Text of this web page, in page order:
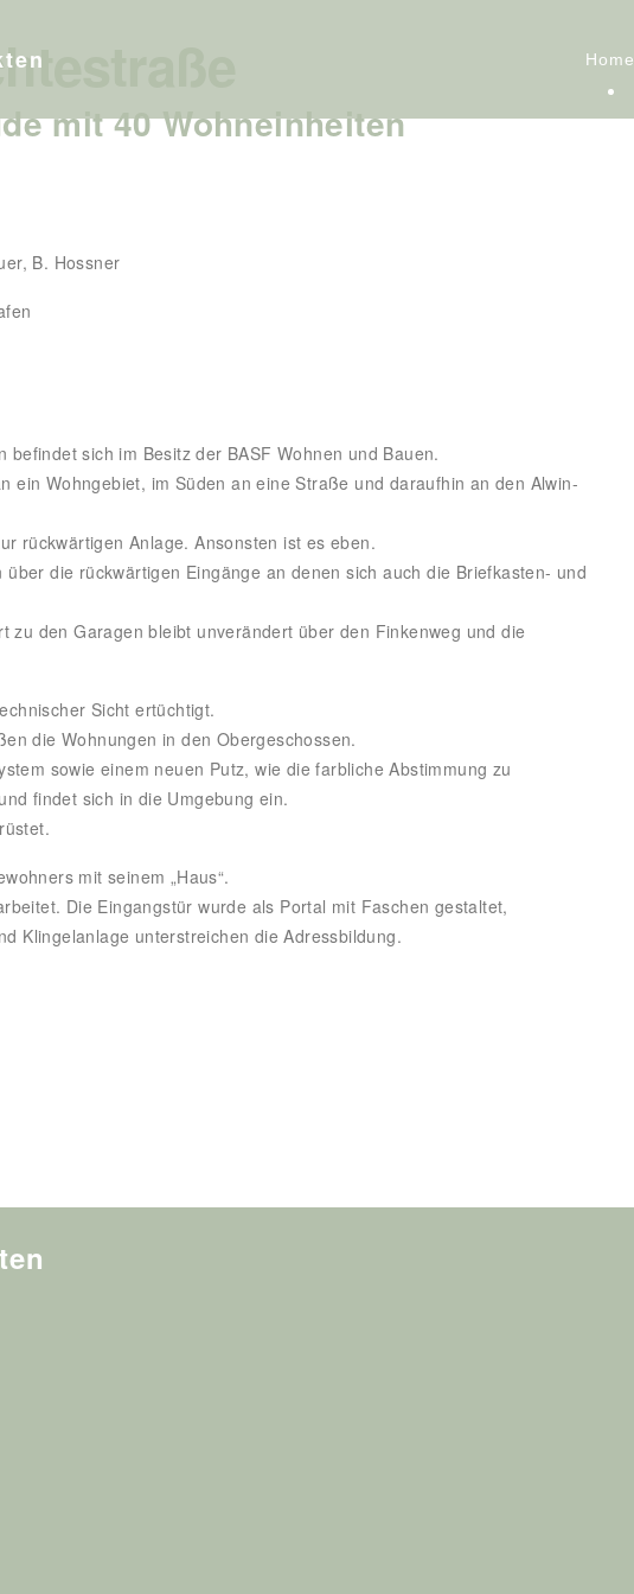
Home
mit 40 Wohneinheiten
B. Hossner
sich im Besitz der BASF Wohnen und Bauen.
ein Wohngebiet, im Süden an eine Straße und daraufhin an den Alwin-
rückwärtigen Anlage. Ansonsten ist es eben.
die rückwärtigen Eingänge an denen sich auch die Briefkasten- und
den Garagen bleibt unverändert über den Finkenweg und die
Sicht ertüchtigt.
die Wohnungen in den Obergeschossen.
sowie einem neuen Putz, wie die farbliche Abstimmung zu
findet sich in die Umgebung ein.
mit seinem „Haus“.
Die Eingangstür wurde als Portal mit Faschen gestaltet,
Klingelanlage unterstreichen die Adressbildung.